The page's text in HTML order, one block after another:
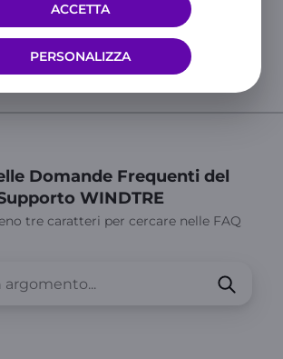
PERSONALIZZA
ACCETTA
specifiche sul tuo numero,
o all’App WINDTRE
e chatta
Domande Frequenti del
WINDTRE
tre caratteri per cercare nelle FAQ